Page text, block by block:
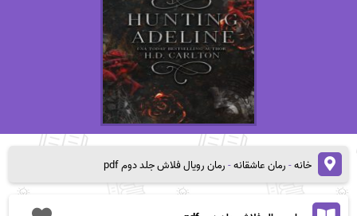
خانه-رمان عاشقانه-رمان رویال فلاش جلد دوم pdf